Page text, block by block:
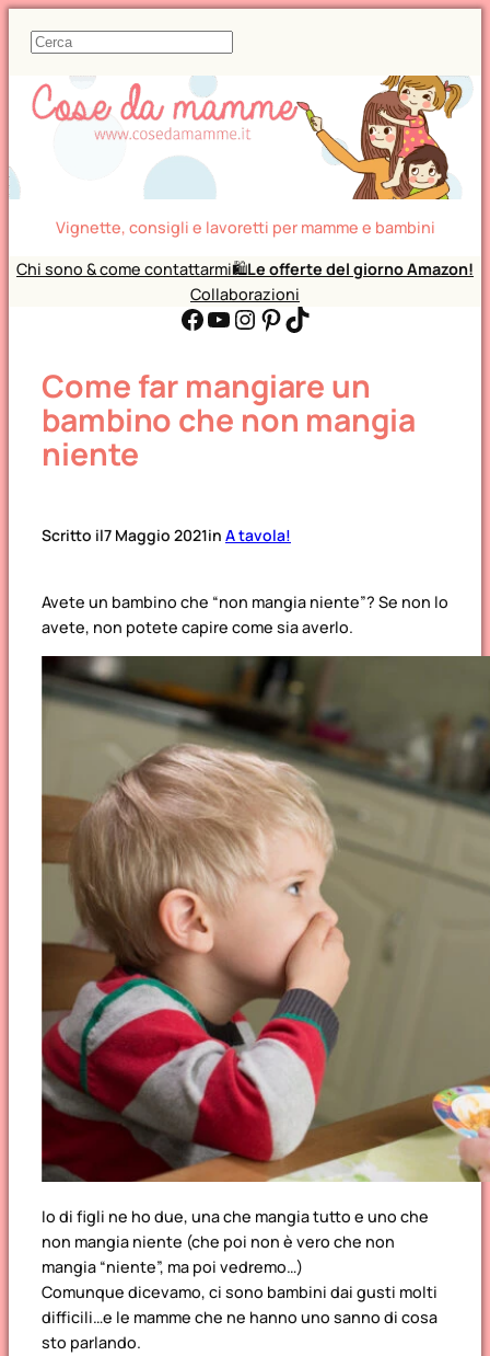
C
r
c
Vignette, consigli e lavoretti per mamme e bambini
Chi sono & come contattarmi🛍️Le offerte del giorno Amazon!
Collaborazioni
Facebook YouTube Instagram Pinterest TikTok
Come far mangiare un
bambino che non mangia
niente
Scritto il7 Maggio 2021in A tavola!
Avete un bambino che “non mangia niente”? Se non lo
avete, non potete capire come sia averlo.
Io di figli ne ho due, una che mangia tutto e uno che
non mangia niente (che poi non è vero che non
mangia “niente”, ma poi vedremo…)
Comunque dicevamo, ci sono bambini dai gusti molti
difficili…e le mamme che ne hanno uno sanno di cosa
sto parlando.